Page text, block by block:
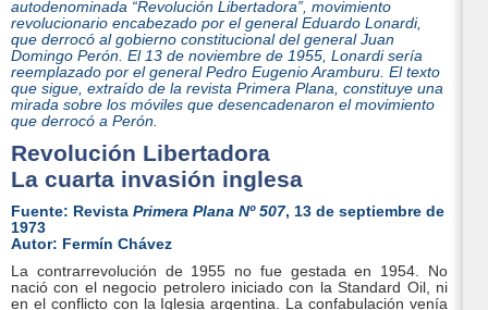
autodenominada “Revolución Libertadora”, movimiento
revolucionario encabezado por el general Eduardo Lonardi,
que derrocó al gobierno constitucional del general Juan
Domingo Perón. El 13 de noviembre de 1955, Lonardi sería
reemplazado por el general Pedro Eugenio Aramburu. El texto
que sigue, extraído de la revista Primera Plana, constituye una
mirada sobre los móviles que desencadenaron el movimiento
que derrocó a Perón.
Revolución Libertadora
La cuarta invasión inglesa
Fuente: Revista Primera Plana Nº 507, 13 de septiembre de
1973
Autor: Fermín Chávez
La contrarrevolución de 1955 no fue gestada en 1954. No
nació con el negocio petrolero iniciado con la Standard Oil, ni
en el conflicto con la Iglesia argentina. La confabulación venía